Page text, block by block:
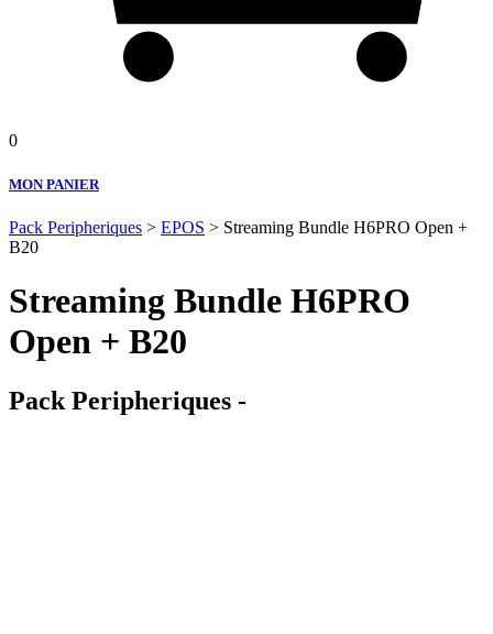
0
MON PANIER
Pack Peripheriques > EPOS > Streaming Bundle H6PRO Open +
B20
Streaming Bundle H6PRO
Open + B20
Pack Peripheriques -